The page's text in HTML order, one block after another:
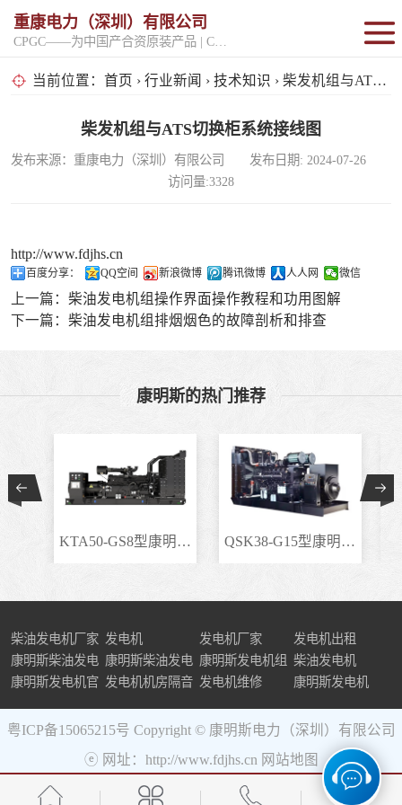
重康电力（深圳）有限公司
当前位置： 首页 › 行业新闻 › 技术知识 › 柴发机组与ATS切换柜系统接线图
柴发机组与ATS切换柜系统接线图
发布来源：重康电力（深圳）有限公司 发布日期: 2024-07-26
访问量:3328
http://www.fdjhs.cn
百度分享： QQ空间 新浪微博 腾讯微博 人人网 微信
上一篇： 柴油发电机组操作界面操作教程和功用图解
下一篇： 柴油发电机组排烟烟色的故障剖析和排查
康明斯的热门推荐
KTA50-GS8型康明斯柴.. QSK38-G15型康明斯柴..
柴油发电机厂家 发电机 发电机厂家
发电机出租
康明斯柴油发电
机组
康明斯柴油发电
机
康明斯发电机组 柴油发电机
康明斯发电机官 发电机机房隔音 发电机维修 康明斯发电机
粤ICP备15065215号 Copyright © 康明斯电力（深圳）有限公司
ⓔ 网址：http://www.fdjhs.cn 网站地图
固定开架式
移动电站